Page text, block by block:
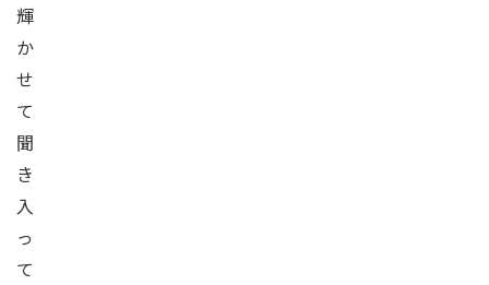
輝
か
せ
て
聞
き
入
っ
て